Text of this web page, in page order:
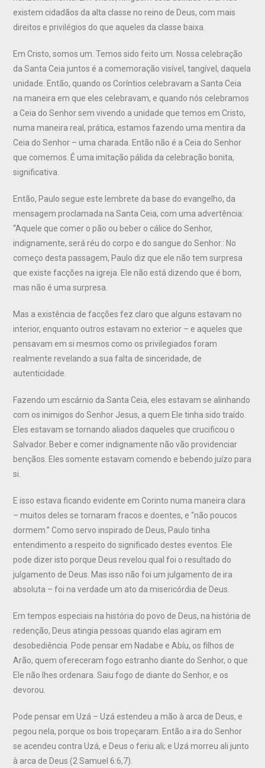
existem cidadãos da alta classe no reino de Deus, com mais
direitos e privilégios do que aqueles da classe baixa.
Em Cristo, somos um. Temos sido feito um. Nossa celebração
da Santa Ceia juntos é a comemoração visível, tangível, daquela
unidade. Então, quando os Coríntios celebravam a Santa Ceia
na maneira em que eles celebravam, e quando nós celebramos
a Ceia do Senhor sem vivendo a unidade que temos em Cristo,
numa maneira real, prática, estamos fazendo uma mentira da
Ceia do Senhor – uma charada. Então não é a Ceia do Senhor
que comemos. É uma imitação pálida da celebração bonita,
significativa.
Então, Paulo segue este lembrete da base do evangelho, da
mensagem proclamada na Santa Ceia, com uma advertência:
“Aquele que comer o pão ou beber o cálice do Senhor,
indignamente, será réu do corpo e do sangue do Senhor.: No
começo desta passagem, Paulo diz que ele não tem surpresa
que existe facções na igreja. Ele não está dizendo que é bom,
mas não é uma surpresa.
Mas a existência de facções fez claro que alguns estavam no
interior, enquanto outros estavam no exterior – e aqueles que
pensavam em si mesmos como os privilegiados foram
realmente revelando a sua falta de sinceridade, de
autenticidade.
Fazendo um escárnio da Santa Ceia, eles estavam se alinhando
com os inimigos do Senhor Jesus, a quem Ele tinha sido traído.
Eles estavam se tornando aliados daqueles que crucificou o
Salvador. Beber e comer indignamente não vão providenciar
bençãos. Eles somente estavam comendo e bebendo juízo para
si.
E isso estava ficando evidente em Corinto numa maneira clara
– muitos deles se tornaram fracos e doentes, e “não poucos
dormem.” Como servo inspirado de Deus, Paulo tinha
entendimento a respeito do significado destes eventos. Ele
pode dizer isto porque Deus revelou qual foi o resultado do
julgamento de Deus. Mas isso não foi um julgamento de ira
absoluta – foi na verdade um ato da misericórdia de Deus.
Em tempos especiais na história do povo de Deus, na história de
redenção, Deus atingia pessoas quando elas agiram em
desobediência. Pode pensar em Nadabe e Abíu, os filhos de
Arão, quem ofereceram fogo estranho diante do Senhor, o que
Ele não lhes ordenara. Saiu fogo de diante do Senhor, e os
devorou.
Pode pensar em Uzá – Uzá estendeu a mão à arca de Deus, e
pegou nela, porque os bois tropeçaram. Então a ira do Senhor
se acendeu contra Uzá, e Deus o feriu ali; e Uzá morreu ali junto
à arca de Deus (2 Samuel 6:6,7).